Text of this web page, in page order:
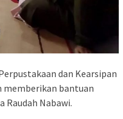
dan Kearsipan
memberikan bantuan
Raudah Nabawi.